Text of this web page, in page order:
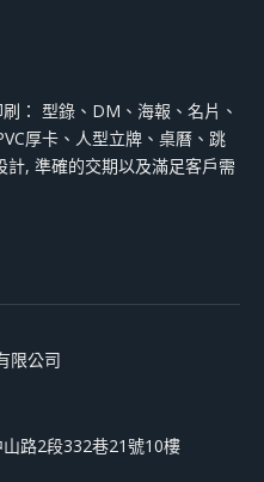
： 型錄、DM、海報、名片、
厚卡、人型立牌、桌曆、跳
, 準確的交期以及滿足客戶需
限公司
路2段332巷21號10樓